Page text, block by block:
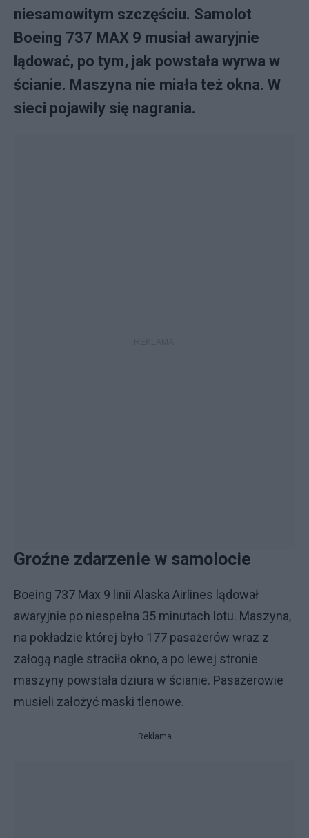
niesamowitym szczęściu. Samolot
Boeing 737 MAX 9 musiał awaryjnie
lądować, po tym, jak powstała wyrwa w
ścianie. Maszyna nie miała też okna. W
sieci pojawiły się nagrania.
Groźne zdarzenie w samolocie
Boeing 737 Max 9 linii Alaska Airlines lądował
awaryjnie po niespełna 35 minutach lotu. Maszyna,
na pokładzie której było 177 pasażerów wraz z
załogą nagle straciła okno, a po lewej stronie
maszyny powstała dziura w ścianie. Pasażerowie
musieli założyć maski tlenowe.
Reklama